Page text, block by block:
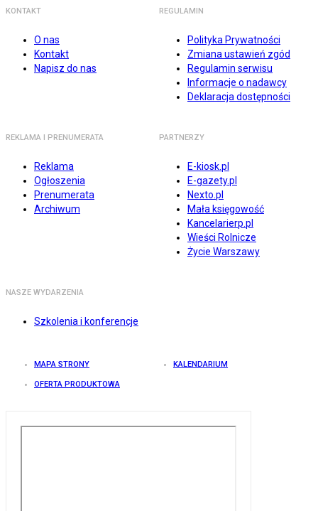
KONTAKT
O nas
Kontakt
Napisz do nas
REGULAMIN
Polityka Prywatności
Zmiana ustawień zgód
Regulamin serwisu
Informacje o nadawcy
Deklaracja dostępności
REKLAMA I PRENUMERATA
Reklama
Ogłoszenia
Prenumerata
Archiwum
PARTNERZY
E-kiosk.pl
E-gazety.pl
Nexto.pl
Mała księgowość
Kancelarierp.pl
Wieści Rolnicze
Życie Warszawy
NASZE WYDARZENIA
Szkolenia i konferencje
MAPA STRONY KALENDARIUM
OFERTA PRODUKTOWA